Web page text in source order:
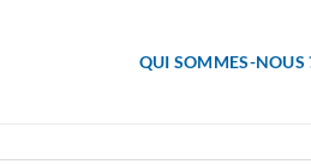
QUI SOMMES-NOUS